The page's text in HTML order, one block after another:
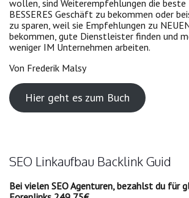
wollen, sind Weiterempfehlungen die beste
BESSERES Geschäft zu bekommen oder
zu sparen, weil sie Empfehlungen zu
bekommen, gute Dienstleister finden und
weniger IM Unternehmen arbeiten.
Von Frederik Malsy
Hier geht es zum Buch
SEO Linkaufbau Backlink Guid
Bei vielen SEO Agenturen, bezahlst du für